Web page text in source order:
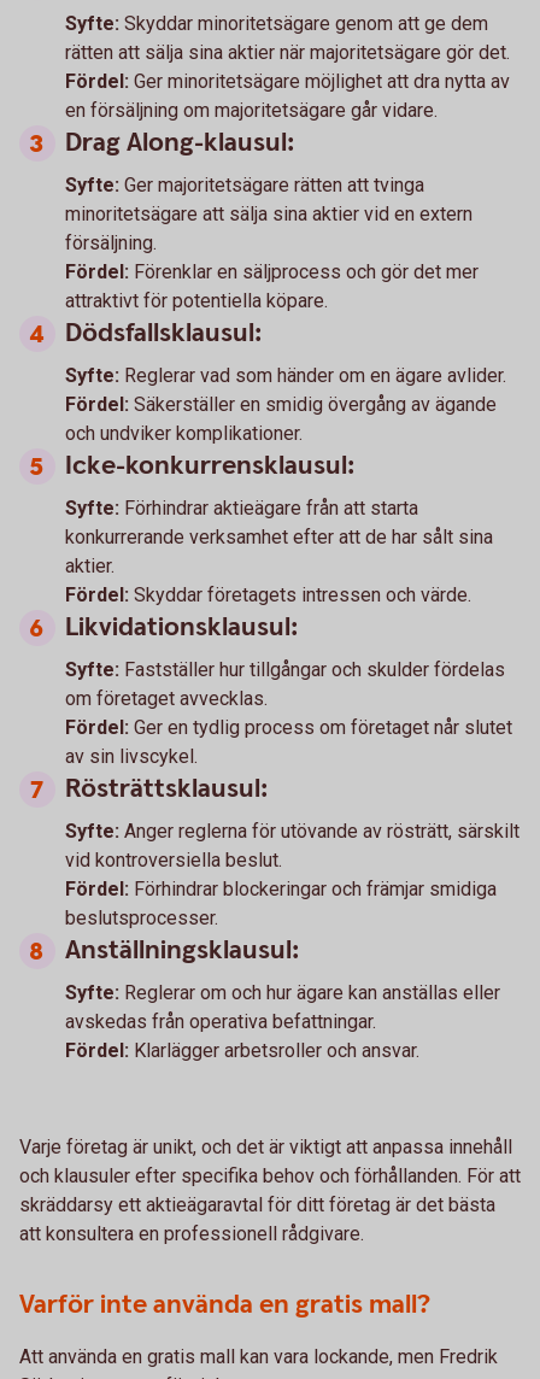
Syfte: Skyddar minoritetsägare genom att ge dem
rätten att sälja sina aktier när majoritetsägare gör det.
Fördel: Ger minoritetsägare möjlighet att dra nytta av
en försäljning om majoritetsägare går vidare.
Drag Along-klausul:
Syfte: Ger majoritetsägare rätten att tvinga
minoritetsägare att sälja sina aktier vid en extern
försäljning.
Fördel: Förenklar en säljprocess och gör det mer
attraktivt för potentiella köpare.
Dödsfallsklausul:
Syfte: Reglerar vad som händer om en ägare avlider.
Fördel: Säkerställer en smidig övergång av ägande
och undviker komplikationer.
Icke-konkurrensklausul:
Syfte: Förhindrar aktieägare från att starta
konkurrerande verksamhet efter att de har sålt sina
aktier.
Fördel: Skyddar företagets intressen och värde.
Likvidationsklausul:
Syfte: Fastställer hur tillgångar och skulder fördelas
om företaget avvecklas.
Fördel: Ger en tydlig process om företaget når slutet
av sin livscykel.
Rösträttsklausul:
Syfte: Anger reglerna för utövande av rösträtt, särskilt
vid kontroversiella beslut.
Fördel: Förhindrar blockeringar och främjar smidiga
beslutsprocesser.
Anställningsklausul:
Syfte: Reglerar om och hur ägare kan anställas eller
avskedas från operativa befattningar.
Fördel: Klarlägger arbetsroller och ansvar.
Varje företag är unikt, och det är viktigt att anpassa innehåll
och klausuler efter specifika behov och förhållanden. För att
skräddarsy ett aktieägaravtal för ditt företag är det bästa
att konsultera en professionell rådgivare.
Varför inte använda en gratis mall?
Att använda en gratis mall kan vara lockande, men Fredrik